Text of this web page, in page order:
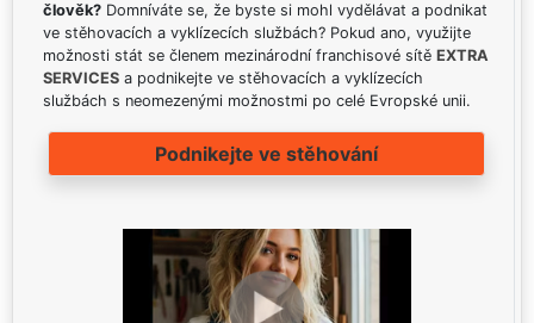
člověk? Domníváte se, že byste si mohl vydělávat a podnikat
ve stěhovacích a vyklízecích službách? Pokud ano, využijte
možnosti stát se členem mezinárodní franchisové sítě EXTRA
SERVICES a podnikejte ve stěhovacích a vyklízecích
službách s neomezenými možnostmi po celé Evropské unii.
Podnikejte ve stěhování